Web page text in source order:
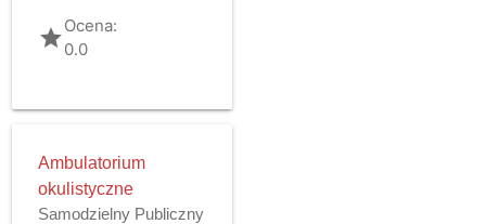
gradeOcena:
0.0
Ambulatorium
okulistyczne
Samodzielny Publiczny